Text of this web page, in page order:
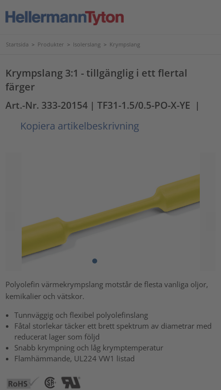
Startsida > Produkter > Isolerslang > Krympslang
Krympslang 3:1 - tillgänglig i ett flertal
färger
Art.-Nr. 333-20154 | TF31-1.5/0.5-PO-X-YE |
Kopiera artikelbeskrivning
Polyolefin värmekrympslang motstår de flesta vanliga oljor,
kemikalier och vätskor.
Tunnväggig och flexibel polyolefinslang
Fåtal storlekar täcker ett brett spektrum av diametrar med
reducerat lager som följd
Snabb krympning och låg krymptemperatur
Flamhämmande, UL224 VW1 listad